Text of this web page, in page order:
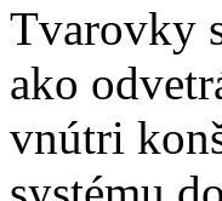
Tvarovky
ako
vnútri